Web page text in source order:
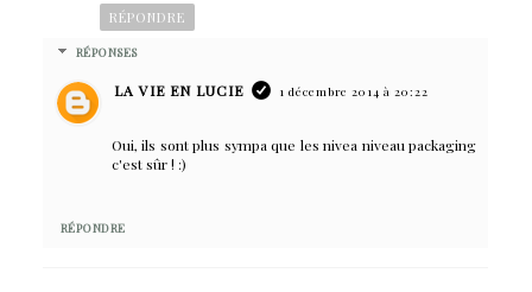
RÉPONDRE
RÉPONSES
LA VIE EN LUCIE 1 décembre 2014 à 20:22
Oui, ils sont plus sympa que les nivea niveau packaging
c'est sûr ! :)
RÉPONDRE